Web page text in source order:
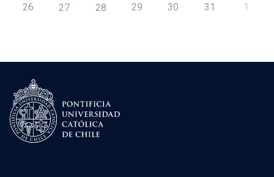
26 27 28 29 30 31 1